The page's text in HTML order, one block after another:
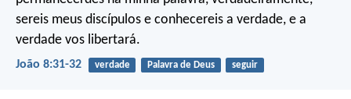
sereis meus discípulos e conhecereis a verdade, e a
verdade vos libertará.
João 8:31-32 verdade Palavra de Deus seguir